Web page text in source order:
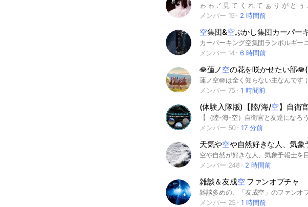
メンバー 15
2 時間前
空集団&空ぶかし集団カーパー
メンバー 14
6 時間前
🪷蓮ノ 空の花を咲かせたい部
メンバー 75
1 時間前
(体験入隊版)【陸/海/空】自衛官と友達
メンバー 50
17 分前
天気や空や自然好きな人、気象予報士を目指す
メンバー 248
2 時間前
雑談＆友成空ファンオプチャ
メンバー 25
1 時間前